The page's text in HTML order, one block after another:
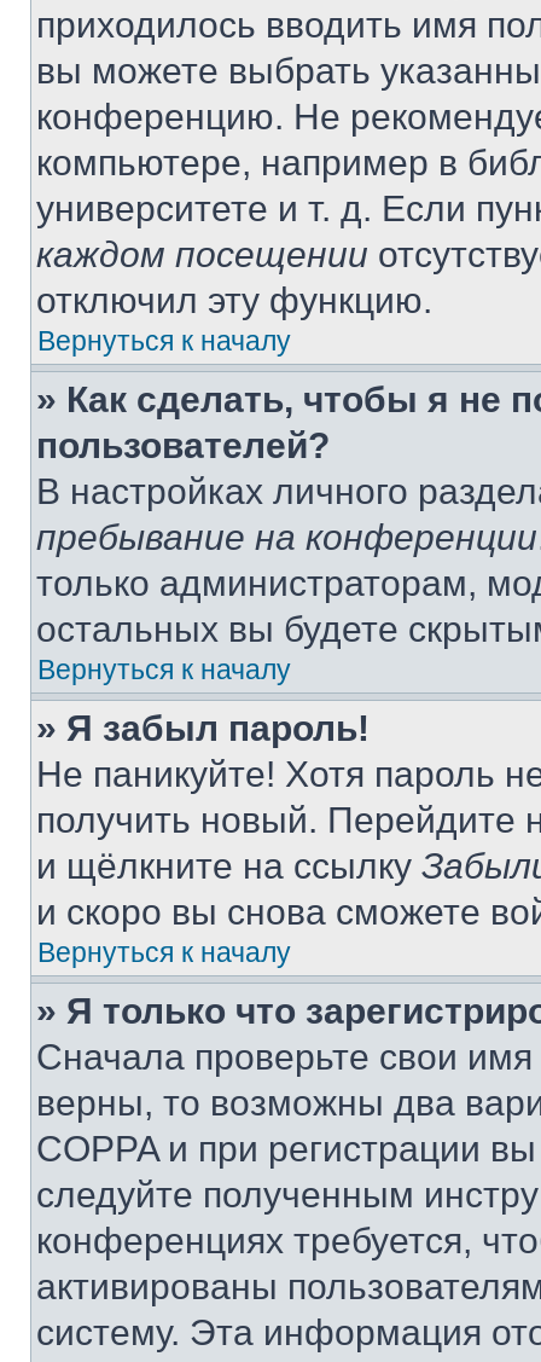
приходилось вводить имя
вы можете выбрать
конференцию. Не
компьютере, например в
университете и т. д. Если
каждом посещении
отключил эту функцию.
Вернуться к началу
» Как сделать, чтобы я не
пользователей?
В настройках личного
пребывание на конференции
только администраторам,
остальных вы будете
Вернуться к началу
» Я забыл пароль!
Не паникуйте! Хотя пароль
получить новый. Перейдите
и щёлкните на ссылку
и скоро вы снова сможете
Вернуться к началу
» Я только что
Сначала проверьте свои
верны, то возможны два
COPPA и при регистрации
следуйте полученным
конференциях требуется,
активированы
систему. Эта информация